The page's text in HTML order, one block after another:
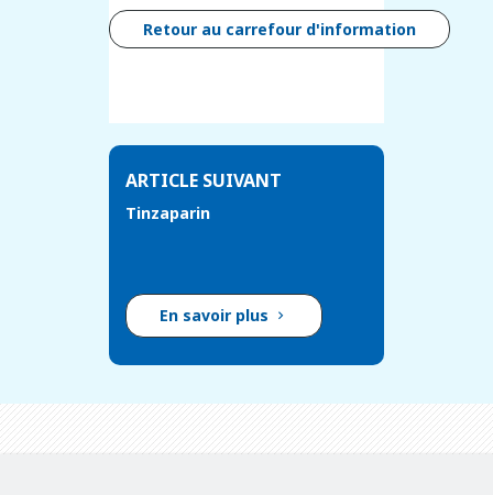
Retour au carrefour d'information
ARTICLE SUIVANT
Tinzaparin
En savoir plus